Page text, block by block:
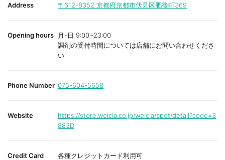
Address 〒612-8352 京都府京都市伏見区肥後町369
Opening hours
月-日 9:00~23:00
調剤の受付時間については店舗にお問い合わせくださ
い
Phone Number 075-604-5658
Website
https://store.welcia.co.jp/welcia/spot/detail?code=3
883D
Credit Card 各種クレジットカード利用可